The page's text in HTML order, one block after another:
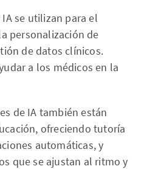
se utilizan para el
personalización de
de datos clínicos.
a los médicos en la
de IA también están
ofreciendo tutoría
automáticas, y
que se ajustan al ritmo y